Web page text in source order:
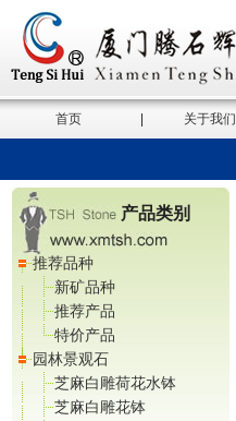
首页 关于我们
产品类别
推荐品种
新矿品种
推荐产品
特价产品
园林景观石
芝麻白雕荷花水钵
芝麻白雕花钵